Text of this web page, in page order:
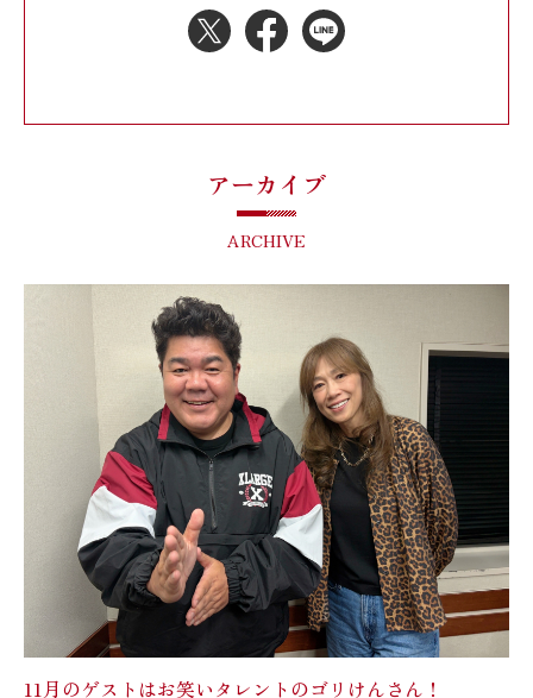
アーカイブ
ARCHIVE
11月のゲストはお笑いタレントのゴリけんさん！